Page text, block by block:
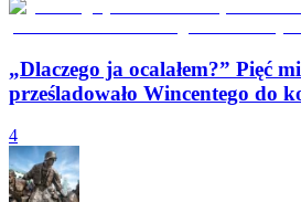
„Dlaczego ja ocalałem?” Pięć
prześladowało Wincentego do
4